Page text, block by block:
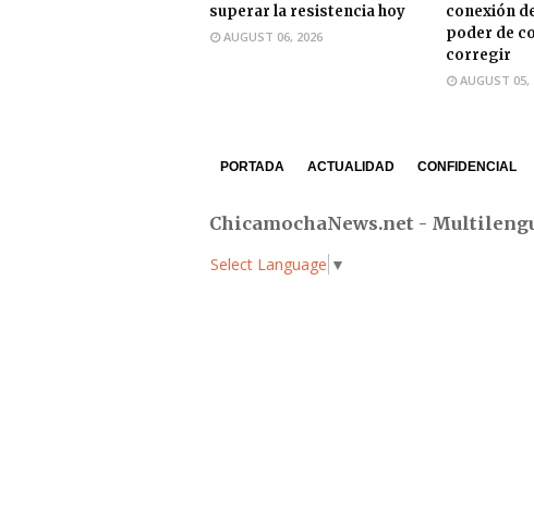
superar la resistencia hoy
AUGUST 06, 2026
conexión
poder de
corregir
AUGUST 05,
PORTADA ACTUALIDAD CONFIDENCIAL
ChicamochaNews.net -
Select Language ▼